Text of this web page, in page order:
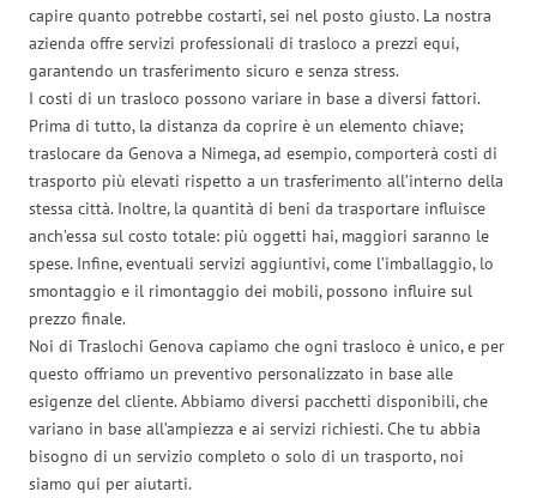
capire quanto potrebbe costarti, sei nel posto giusto. La nostra
azienda offre servizi professionali di trasloco a prezzi equi,
garantendo un trasferimento sicuro e senza stress.
I costi di un trasloco possono variare in base a diversi fattori.
Prima di tutto, la distanza da coprire è un elemento chiave;
traslocare da Genova a Nimega, ad esempio, comporterà costi di
trasporto più elevati rispetto a un trasferimento all’interno della
stessa città. Inoltre, la quantità di beni da trasportare influisce
anch’essa sul costo totale: più oggetti hai, maggiori saranno le
spese. Infine, eventuali servizi aggiuntivi, come l’imballaggio, lo
smontaggio e il rimontaggio dei mobili, possono influire sul
prezzo finale.
Noi di Traslochi Genova capiamo che ogni trasloco è unico, e per
questo offriamo un preventivo personalizzato in base alle
esigenze del cliente. Abbiamo diversi pacchetti disponibili, che
variano in base all’ampiezza e ai servizi richiesti. Che tu abbia
bisogno di un servizio completo o solo di un trasporto, noi
siamo qui per aiutarti.